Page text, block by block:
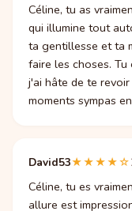
Céline, tu as
qui illumine tout
ta gentillesse et ta
faire les choses. Tu
j'ai hâte de te
moments sympas
David53★★★★☆
Céline, tu es
allure est